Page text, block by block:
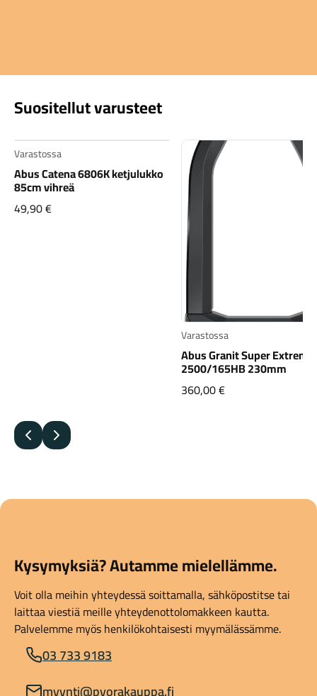
Suositellut varusteet
Varastossa
Abus Catena 6806K ketjulukko
85cm vihreä
49,90€
Varastossa
Abus Granit Super Extreme
2500/165HB 230mm
360,00€
Edellinen
Seuraava
Kysymyksiä? Autamme mielellämme.
Voit olla meihin yhteydessä soittamalla, sähköpostitse tai
laittaa viestiä meille yhteydenottolomakkeen kautta.
Palvelemme myös henkilökohtaisesti myymälässämme.
03 733 9183